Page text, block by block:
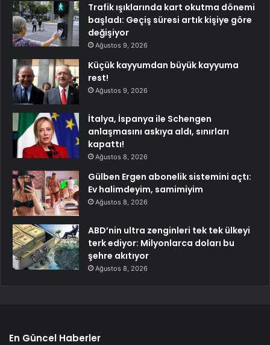
Trafik ışıklarında kart okutma dönemi
başladı: Geçiş süresi artık kişiye göre
değişiyor
Ağustos 9, 2026
Küçük kayyumdan büyük kayyuma
rest!
Ağustos 9, 2026
İtalya, İspanya ile Schengen
anlaşmasını askıya aldı, sınırları
kapattı!
Ağustos 8, 2026
Gülben Ergen abonelik sistemini açtı:
Ev halimdeyim, samimiyim
Ağustos 8, 2026
ABD’nin ultra zenginleri tek tek ülkeyi
terk ediyor: Milyonlarca doları bu
şehre akıtıyor
Ağustos 8, 2026
En Güncel Haberler